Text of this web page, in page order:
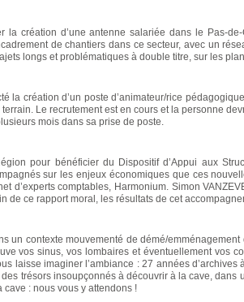
la création d’une antenne salariée dans le Pas-
de chantiers dans ce secteur, avec un
longs et problématiques à double titre, sur les
la création d’un poste d’animateur/rice
Le recrutement est en cours et la personne
mois dans sa prise de poste.
pour bénéficier du Dispositif d’Appui aux
sur les enjeux économiques que ces
d’experts comptables, Harmonium. Simon
de ce rapport moral, les résultats de cet
un contexte mouvementé de démé/
vos sinus, vos lombaires et éventuellement vos
laisse imaginer l’ambiance : 27 années
trésors insoupçonnés à découvrir à la cave,
: nous vous y attendons !